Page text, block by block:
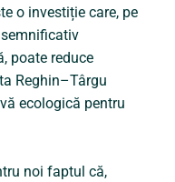
o investiție care, pe
poate reduce
Reghin–Târgu
ecologică pentru
noi faptul că,